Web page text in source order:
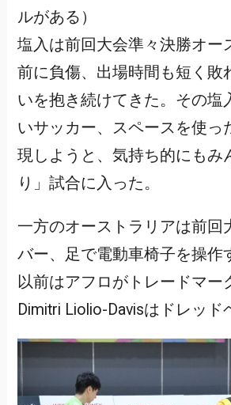
ルがある）
塩入は前回大会準々決勝オー
前に負傷、出場時間も短く敗
いを抱き続けてきた。その塩
いサッカー、スペースを使っ
現しようと、気持ち的にもみ
り」試合に入った。
一方のオーストラリアは前回
バー、足で電動車椅子を操作
以前はアフロがトレードマー
Dimitri Liolio-Davisはドレッド